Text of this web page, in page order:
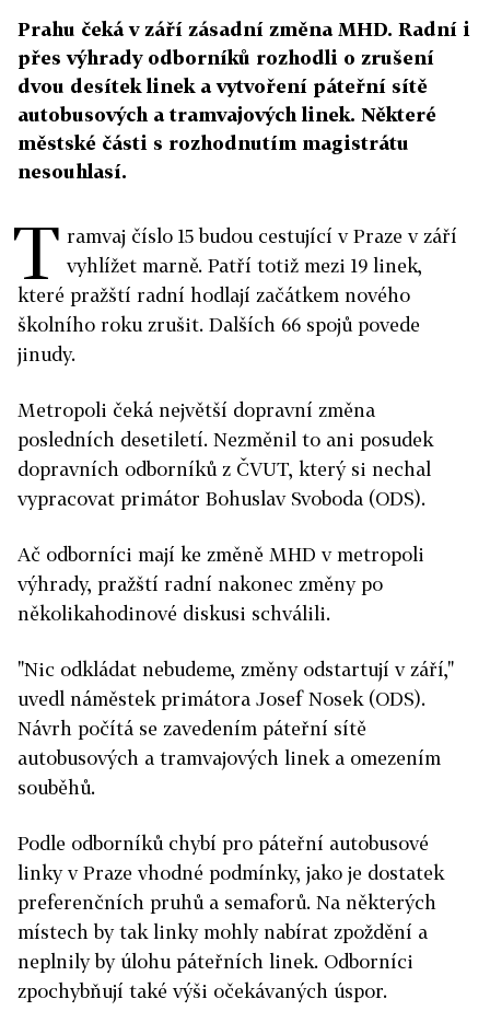
Prahu čeká v září zásadní změna MHD. Radní i
přes výhrady odborníků rozhodli o zrušení
dvou desítek linek a vytvoření páteřní sítě
autobusových a tramvajových linek. Některé
městské části s rozhodnutím magistrátu
nesouhlasí.
T ramvaj číslo 15 budou cestující v Praze v září
vyhlížet marně. Patří totiž mezi 19 linek,
které pražští radní hodlají začátkem nového
školního roku zrušit. Dalších 66 spojů povede
jinudy.
Metropoli čeká největší dopravní změna
posledních desetiletí. Nezměnil to ani posudek
dopravních odborníků z ČVUT, který si nechal
vypracovat primátor Bohuslav Svoboda (ODS).
Ač odborníci mají ke změně MHD v metropoli
výhrady, pražští radní nakonec změny po
několikahodinové diskusi schválili.
"Nic odkládat nebudeme, změny odstartují v září,"
uvedl náměstek primátora Josef Nosek (ODS).
Návrh počítá se zavedením páteřní sítě
autobusových a tramvajových linek a omezením
souběhů.
Podle odborníků chybí pro páteřní autobusové
linky v Praze vhodné podmínky, jako je dostatek
preferenčních pruhů a semaforů. Na některých
místech by tak linky mohly nabírat zpoždění a
neplnily by úlohu páteřních linek. Odborníci
zpochybňují také výši očekávaných úspor.